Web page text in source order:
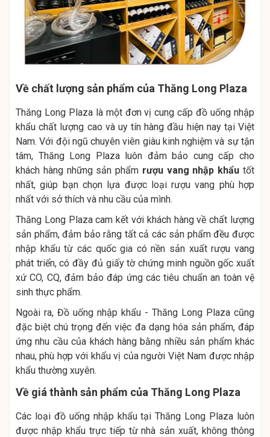
Về chất lượng sản phẩm của Thăng Long Plaza
Thăng Long Plaza là một đơn vị cung cấp đồ uống nhập
khẩu chất lượng cao và uy tín hàng đầu hiện nay tại Việt
Nam. Với đội ngũ chuyên viên giàu kinh nghiệm và sự tận
tâm, Thăng Long Plaza luôn đảm bảo cung cấp cho
khách hàng những sản phẩm rượu vang nhập khẩu tốt
nhất, giúp bạn chọn lựa được loại rượu vang phù hợp
nhất với sở thích và nhu cầu của mình.
Thăng Long Plaza cam kết với khách hàng về chất lượng
sản phẩm, đảm bảo rằng tất cả các sản phẩm đều được
nhập khẩu từ các quốc gia có nền sản xuất rượu vang
phát triển, có đầy đủ giấy tờ chứng minh nguồn gốc xuất
xứ CO, CQ, đảm bảo đáp ứng các tiêu chuẩn an toàn vệ
sinh thực phẩm.
Ngoài ra, Đồ uống nhập khẩu - Thăng Long Plaza cũng
đặc biệt chú trọng đến việc đa dạng hóa sản phẩm, đáp
ứng nhu cầu của khách hàng bằng nhiều sản phẩm khác
nhau, phù hợp với khẩu vị của người Việt Nam được nhập
khẩu thường xuyên.
Về giá thành sản phẩm của Thăng Long Plaza
Các loại đồ uống nhập khẩu tại Thăng Long Plaza luôn
được nhập khẩu trực tiếp từ nhà sản xuất, không thông